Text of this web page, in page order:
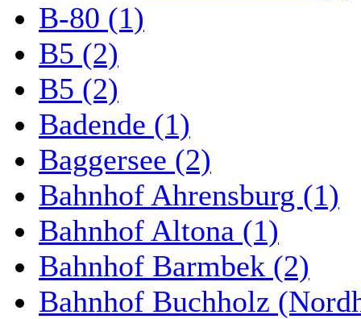
B-80 (1)
B5 (2)
B5 (2)
Badende (1)
Baggersee (2)
Bahnhof Ahrensburg (1)
Bahnhof Altona (1)
Bahnhof Barmbek (2)
Bahnhof Buchholz